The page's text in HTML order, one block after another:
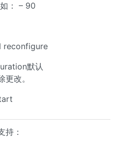
： – 90
reconfigure
默认
改。
持：